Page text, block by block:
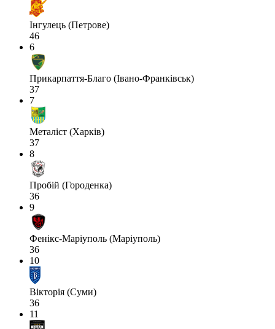
Інгулець (Петрове)
46
6
Прикарпаття-Благо (Івано-Франківськ)
37
7
Металіст (Харків)
37
8
Пробій (Городенка)
36
9
Фенікс-Маріуполь (Маріуполь)
36
10
Вікторія (Суми)
36
11